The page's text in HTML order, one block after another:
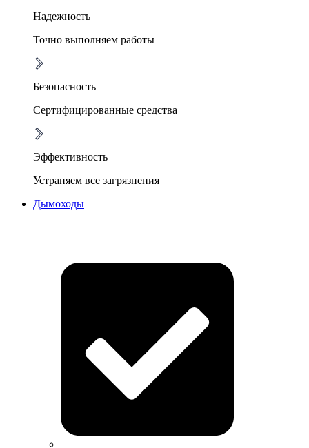
Надежность
Точно выполняем работы
Безопасность
Сертифицированные средства
Эффективность
Устраняем все загрязнения
Дымоходы